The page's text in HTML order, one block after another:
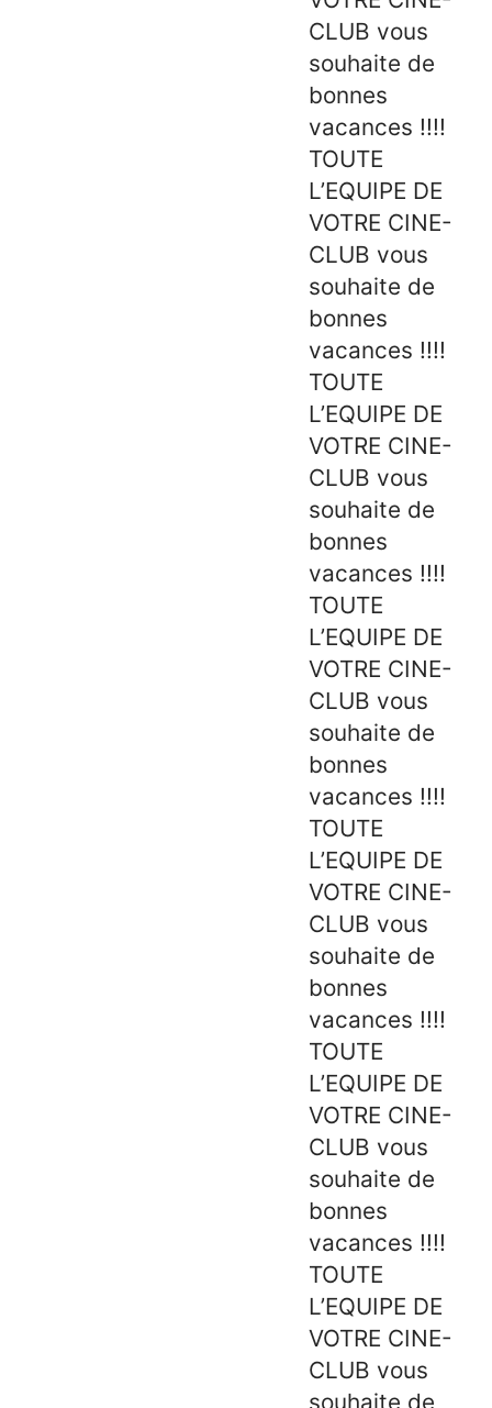
CLUB vous
souhaite de
bonnes
vacances !!!!
TOUTE
L’EQUIPE DE
VOTRE CINE-
CLUB vous
souhaite de
bonnes
vacances !!!!
TOUTE
L’EQUIPE DE
VOTRE CINE-
CLUB vous
souhaite de
bonnes
vacances !!!!
TOUTE
L’EQUIPE DE
VOTRE CINE-
CLUB vous
souhaite de
bonnes
vacances !!!!
TOUTE
L’EQUIPE DE
VOTRE CINE-
CLUB vous
souhaite de
bonnes
vacances !!!!
TOUTE
L’EQUIPE DE
VOTRE CINE-
CLUB vous
souhaite de
bonnes
vacances !!!!
TOUTE
L’EQUIPE DE
VOTRE CINE-
CLUB vous
souhaite de